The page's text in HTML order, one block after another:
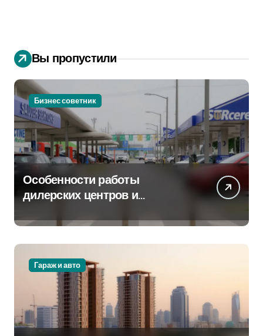
Вы пропустили
Бизнес советник
Особенности работы
дилерских центров и
крупных проспектах
Гараж и авто